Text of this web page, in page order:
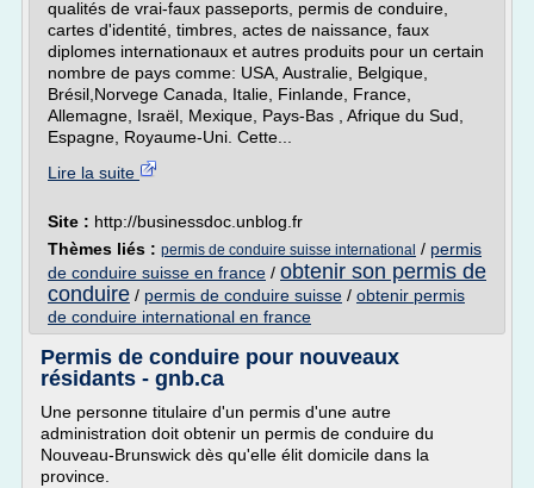
qualités de vrai-faux passeports, permis de conduire,
cartes d'identité, timbres, actes de naissance, faux
diplomes internationaux et autres produits pour un certain
nombre de pays comme: USA, Australie, Belgique,
Brésil,Norvege Canada, Italie, Finlande, France,
Allemagne, Israël, Mexique, Pays-Bas , Afrique du Sud,
Espagne, Royaume-Uni. Cette...
Lire la suite
Site : http://businessdoc.unblog.fr
Thèmes liés : permis de conduire suisse international / permis
de conduire suisse en france / obtenir son permis de
conduire / permis de conduire suisse / obtenir permis
de conduire international en france
Permis de conduire pour nouveaux
résidants - gnb.ca
Une personne titulaire d'un permis d'une autre
administration doit obtenir un permis de conduire du
Nouveau-Brunswick dès qu'elle élit domicile dans la
province.